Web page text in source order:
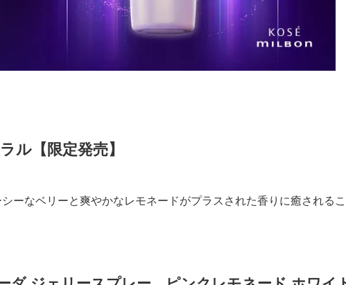
ル【限定発売】
ーなベリーと爽やかなレモネードがプラスされた香りに癒される